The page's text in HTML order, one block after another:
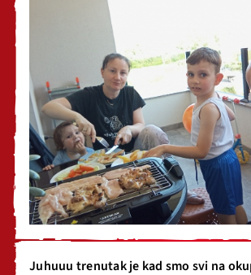
Juhuuu trenutak je kad smo svi na